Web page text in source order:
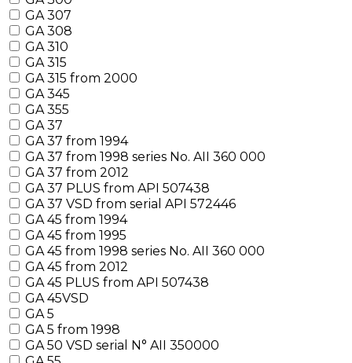
GA 307
GA 308
GA 310
GA 315
GA 315 from 2000
GA 345
GA 355
GA 37
GA 37 from 1994
GA 37 from 1998 series No. AII 360 000
GA 37 from 2012
GA 37 PLUS from API 507438
GA 37 VSD from serial API 572446
GA 45 from 1994
GA 45 from 1995
GA 45 from 1998 series No. AII 360 000
GA 45 from 2012
GA 45 PLUS from API 507438
GA 45VSD
GA 5
GA 5 from 1998
GA 50 VSD serial N° AII 350000